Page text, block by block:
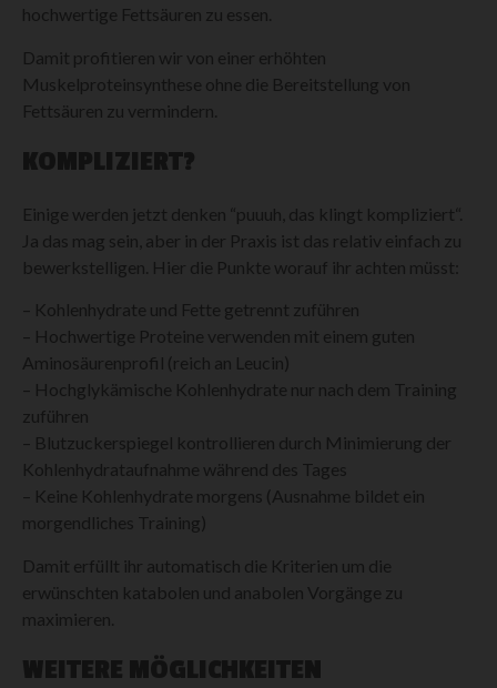
hochwertige Fettsäuren zu essen.
Damit profitieren wir von einer erhöhten
Muskelproteinsynthese ohne die Bereitstellung von
Fettsäuren zu vermindern.
KOMPLIZIERT?
Einige werden jetzt denken “puuuh, das klingt kompliziert“.
Ja das mag sein, aber in der Praxis ist das relativ einfach zu
bewerkstelligen. Hier die Punkte worauf ihr achten müsst:
– Kohlenhydrate und Fette getrennt zuführen
– Hochwertige Proteine verwenden mit einem guten
Aminosäurenprofil (reich an Leucin)
– Hochglykämische Kohlenhydrate nur nach dem Training
zuführen
– Blutzuckerspiegel kontrollieren durch Minimierung der
Kohlenhydrataufnahme während des Tages
– Keine Kohlenhydrate morgens (Ausnahme bildet ein
morgendliches Training)
Damit erfüllt ihr automatisch die Kriterien um die
erwünschten katabolen und anabolen Vorgänge zu
maximieren.
WEITERE MÖGLICHKEITEN